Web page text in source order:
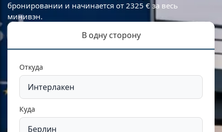
бронировании и начинается от 2325 € за весь
минивэн.
В одну сторону
Откуда
Куда